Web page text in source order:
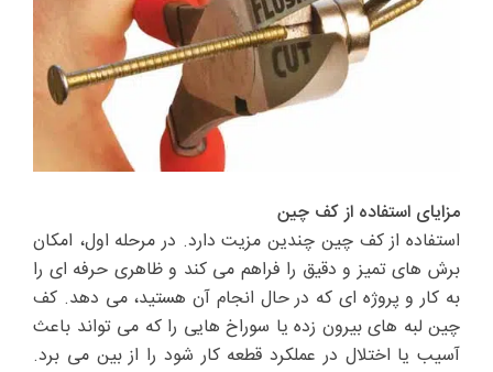
مزایای استفاده از کف چین
استفاده از کف چین چندین مزیت دارد. در مرحله اول، امکان
برش های تمیز و دقیق را فراهم می کند و ظاهری حرفه ای را
به کار و پروژه ای که در حال انجام آن هستید، می دهد. کف
چین لبه های بیرون زده یا سوراخ هایی را که می تواند باعث
آسیب یا اختلال در عملکرد قطعه کار شود را از بین می برد.